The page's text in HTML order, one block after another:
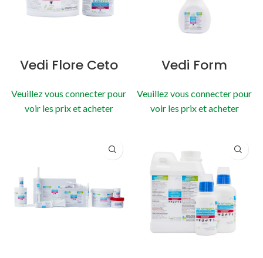
Vedi Flore Ceto
Veuillez vous connecter pour
voir les prix et acheter
Vedi Form
Veuillez vous connecter pour
voir les prix et acheter